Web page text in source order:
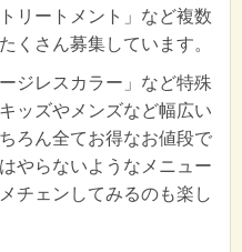
リートメント」など複数
くさん募集しています。
ジレスカラー」など特殊
ッズやメンズなど幅広い
ろん全てお得なお値段で
やらないようなメニュー
チェンしてみるのも楽し